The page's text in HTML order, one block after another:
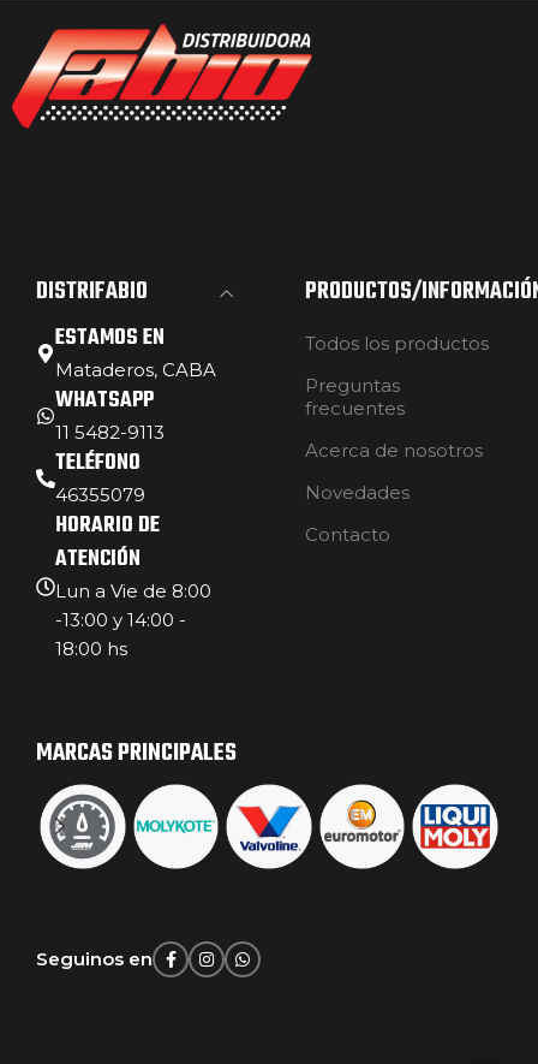
DISTRIFABIO
ESTAMOS EN
Mataderos, CABA
WHATSAPP
11 5482-9113
TELÉFONO
46355079
HORARIO DE
ATENCIÓN
Lun a Vie de 8:00
-13:00 y 14:00 -
18:00 hs
PRODUCTOS/
Todos los productos
Preguntas
frecuentes
Acerca de nosotros
Novedades
Contacto
MARCAS PRINCIPALES
Seguinos en